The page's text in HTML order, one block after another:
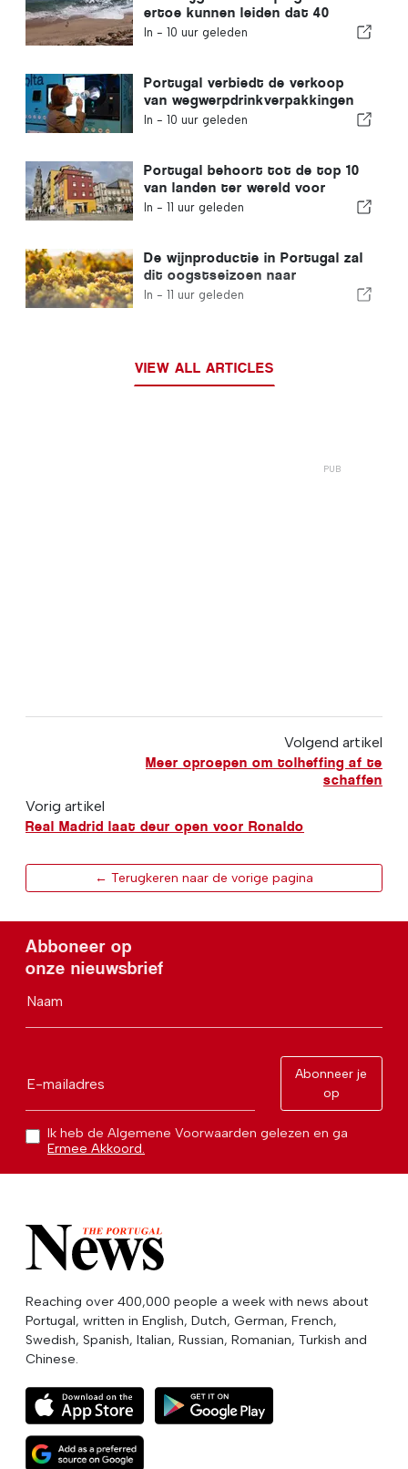
ertoe kunnen leiden dat 40
procent van de stranden in
In - 10 uur geleden
Portugal verbiedt de verkoop
van wegwerpdrinkverpakkingen
zonder Volta-label
In - 10 uur geleden
Portugal behoort tot de top 10
van landen ter wereld voor
expats
In - 11 uur geleden
De wijnproductie in Portugal zal
dit oogstseizoen naar
verwachting met 12% stijgen
In - 11 uur geleden
VIEW ALL ARTICLES
Volgend artikel
Meer oproepen om tolheffing af te
schaffen
Vorig artikel
Real Madrid laat deur open voor Ronaldo
← Terugkeren naar de vorige pagina
Abboneer op
onze nieuwsbrief
Naam
E-mailadres
Abonneer je
op
Ik heb de Algemene Voorwaarden gelezen en ga
Ermee Akkoord.
Reaching over 400,000 people a week with news about
Portugal, written in English, Dutch, German, French,
Swedish, Spanish, Italian, Russian, Romanian, Turkish and
Chinese.